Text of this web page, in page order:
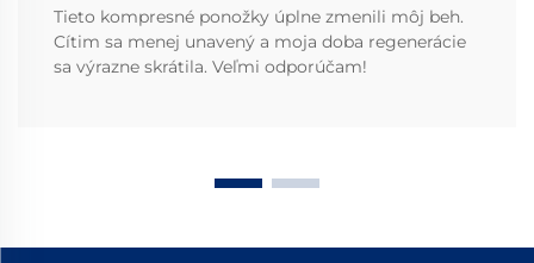
Tieto kompresné ponožky úplne zmenili môj beh.
Cítim sa menej unavený a moja doba regenerácie
sa výrazne skrátila. Veľmi odporúčam!